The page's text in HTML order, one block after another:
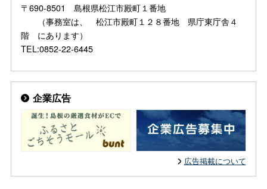
〒690-8501 島根県松江市殿町１番地
（事務室は、 松江市殿町１２８番地 県庁東庁舎４
階 にあります）
TEL:0852-22-6445
企業広告
広告掲載について